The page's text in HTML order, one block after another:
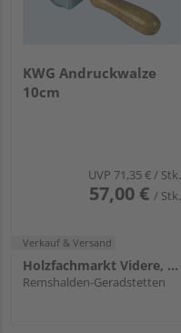
KWG Andruckwalze
10cm
UVP 71,35 €/ Stk.
57,00 € / Stk.
Verkauf & Versand
Holzfachmarkt Videre, Remshalden
Remshalden-Geradstetten